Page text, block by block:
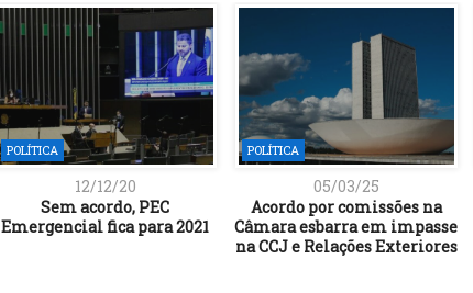
POLÍTICA
12/12/20
Sem acordo, PEC
Emergencial fica para 2021
POLÍTICA
05/03/25
Acordo por comissões na
Câmara esbarra em impasse
na CCJ e Relações Exteriores